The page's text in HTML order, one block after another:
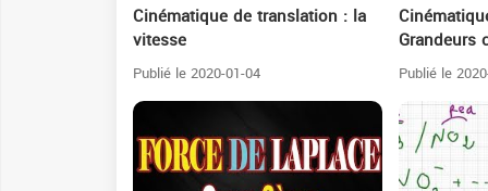
Cinématique de translation : la
vitesse
Publié le 2020-01-04
Grandeurs
Publié le